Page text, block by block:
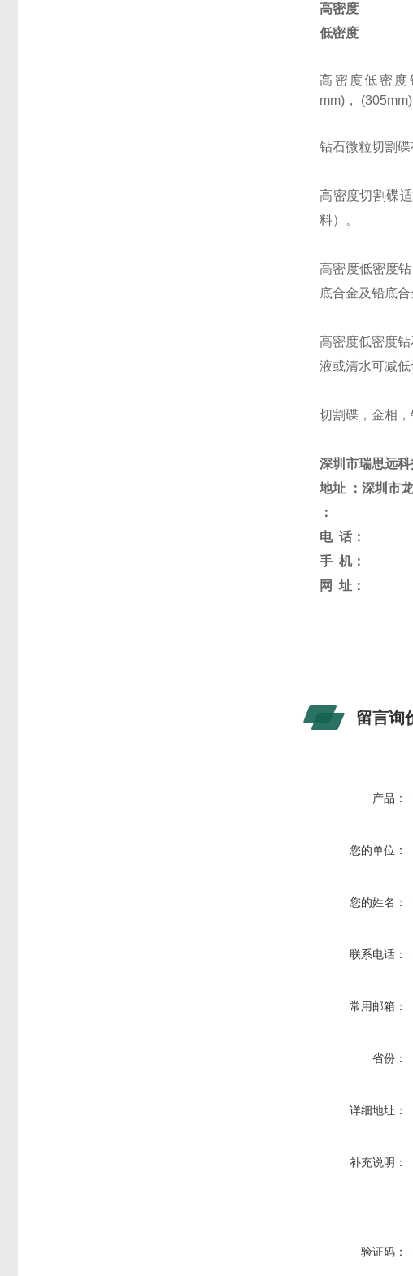
高密度
低密度
高密度低密度
mm) ， (305mm)
钻石微粒切割
高密度切割碟
料）。
高密度低密度
底合金及铅底
高密度低密度
液或清水可减低
切割碟，金相
深圳市瑞思远科
地址
：深圳市
：
电 话：
手 机：
网
址：
留言询
产品：
您的单位：
您的姓名：
联系电话：
常用邮箱：
省份：
详细地址：
补充说明：
验证码：